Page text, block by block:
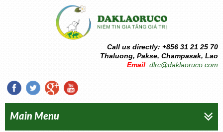
Call us directly: +856 31 21 25 70
Thaluong, Pakse, Champasak, Lao
Email: dlrc@daklaoruco.com
Main Menu